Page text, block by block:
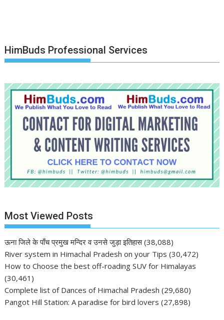
HimBuds Professional Services
Most Viewed Posts
ऊना जिले के पाँच प्रमुख मन्दिर व उनसे जुड़ा इतिहास (38,088)
River system in Himachal Pradesh on your Tips (30,472)
How to Choose the best off-roading SUV for Himalayas
(30,461)
Complete list of Dances of Himachal Pradesh (29,680)
Pangot Hill Station: A paradise for bird lovers (27,898)